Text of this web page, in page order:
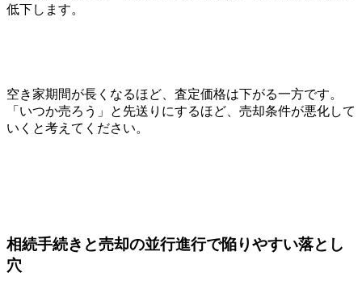
低下します。
空き家期間が長くなるほど、査定価格は下がる一方です。
「いつか売ろう」と先送りにするほど、売却条件が悪化して
いくと考えてください。
相続手続きと売却の並行進行で陥りやすい落とし
穴